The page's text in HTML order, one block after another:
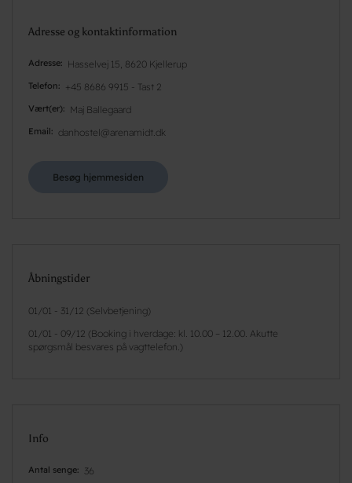
Adresse og kontaktinformation
Adresse Hasselvej 15, 8620 Kjellerup
Telefon +45 8686 9915 - Tast 2
Vært(er) Maj Ballegaard
Email danhostel@arenamidt.dk
Besøg hjemmesiden
Åbningstider
01/01 - 31/12 (Selvbetjening)
01/01 - 09/12 (Booking i hverdage: kl. 10.00 – 12.00. Akutte
spørgsmål besvares på vagttelefon.)
Info
Antal senge 36